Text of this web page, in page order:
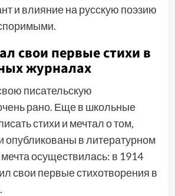
и влияние на русскую поэзию
свои первые стихи в
журналах
писательскую
рано. Еще в школьные
стихи и мечтал о том,
опубликованы в литературном
осуществилась: в 1914
свои первые стихотворения в